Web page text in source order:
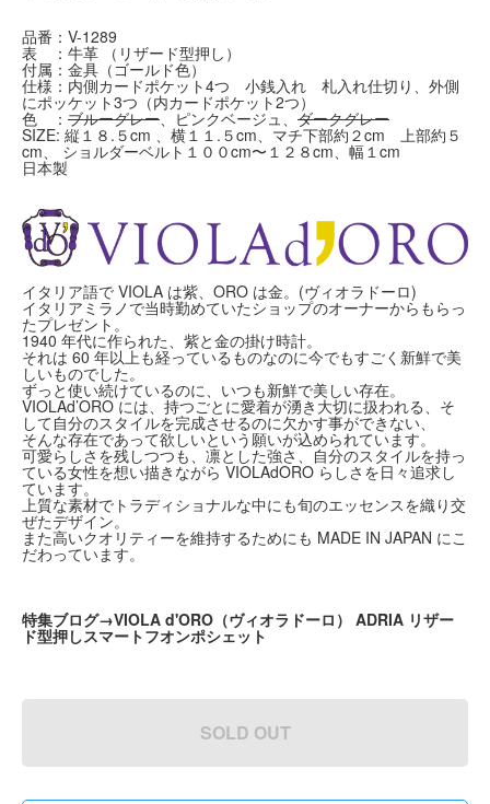
品番：V-1289
表 ：牛革 （リザード型押し）
付属：金具（ゴールド色）
仕様：内側カードポケット4つ 小銭入れ 札入れ仕切り、外側
にポッケット3つ（内カードポケット2つ）
色 ： ブルーグレー、ピンクベージュ、 ダークグレー
SIZE: 縦１８.５cm 、横１１.５cm、マチ下部約２cm 上部約５
cm、 ショルダーベルト１００cm〜１２８cm、幅１cm
日本製
イタリア語で VIOLA は紫、ORO は金。(ヴィオラドーロ)
イタリアミラノで当時勤めていたショップのオーナーからもらっ
たプレゼント。
1940 年代に作られた、紫と金の掛け時計。
それは 60 年以上も経っているものなのに今でもすごく新鮮で美
しいものでした。
ずっと使い続けているのに、いつも新鮮で美しい存在。
VIOLAd’ORO には、持つごとに愛着が湧き大切に扱われる、そ
して自分のスタイルを完成させるのに欠かす事ができない、
そんな存在であって欲しいという願いが込められています。
可愛らしさを残しつつも、凛とした強さ、自分のスタイルを持っ
ている女性を想い描きながら VIOLAdORO らしさを日々追求し
ています。
上質な素材でトラディショナルな中にも旬のエッセンスを織り交
ぜたデザイン。
また高いクオリティーを維持するためにも MADE IN JAPAN にこ
だわっています。
特集ブログ→VIOLA d'ORO（ヴィオラドーロ） ADRIA リザー
ド型押しスマートフオンポシェット
SOLD OUT